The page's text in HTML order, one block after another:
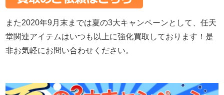
また2020年9月末までは夏の3大キャンペーンとして、任天
堂関連アイテムはいつも以上に強化買取しております！是
非お気軽にお問い合わせください。